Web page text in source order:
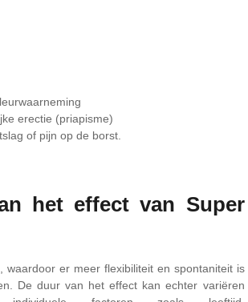
erectie (priapisme)
of pijn op de borst.
het effect van Super
waardoor er meer flexibiliteit en spontaniteit is
De duur van het effect kan echter variëren